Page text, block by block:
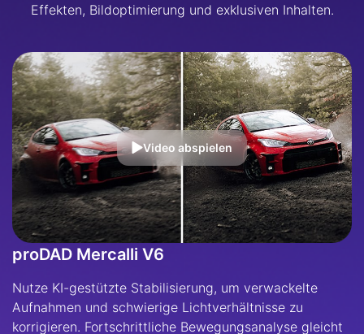
Effekten, Bildoptimierung und exklusiven Inhalten.
Video abspielen
proDAD Mercalli V6
Nutze KI-gestützte Stabilisierung, um verwackelte
Aufnahmen und schwierige Lichtverhältnisse zu
korrigieren. Fortschrittliche Bewegungsanalyse gleicht